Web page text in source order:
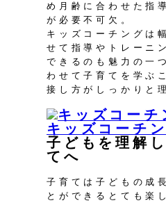
め月齢に合わせた指
が必要不可欠。
キッズコーチングは
せて指導やトレーニ
できるのも魅力の一
わせて子育てを学ぶ
接し方がしっかりと
キッズコーチ
子どもを理解
てへ
子育ては子どもの成
とができるとても楽